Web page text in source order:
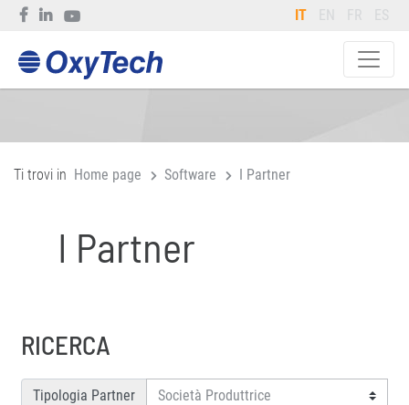
IT EN FR ES
Ti trovi in Home page Software I Partner
I Partner
RICERCA
Tipologia Partner